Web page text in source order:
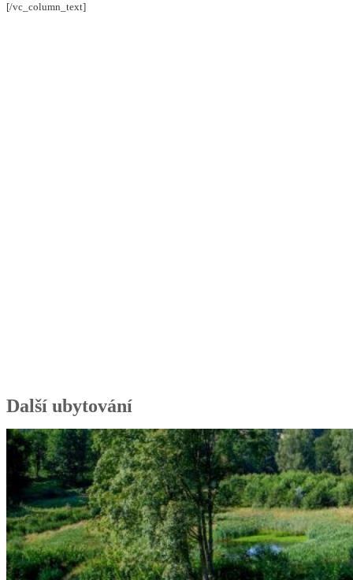
[/vc_column_text]
Další ubytování